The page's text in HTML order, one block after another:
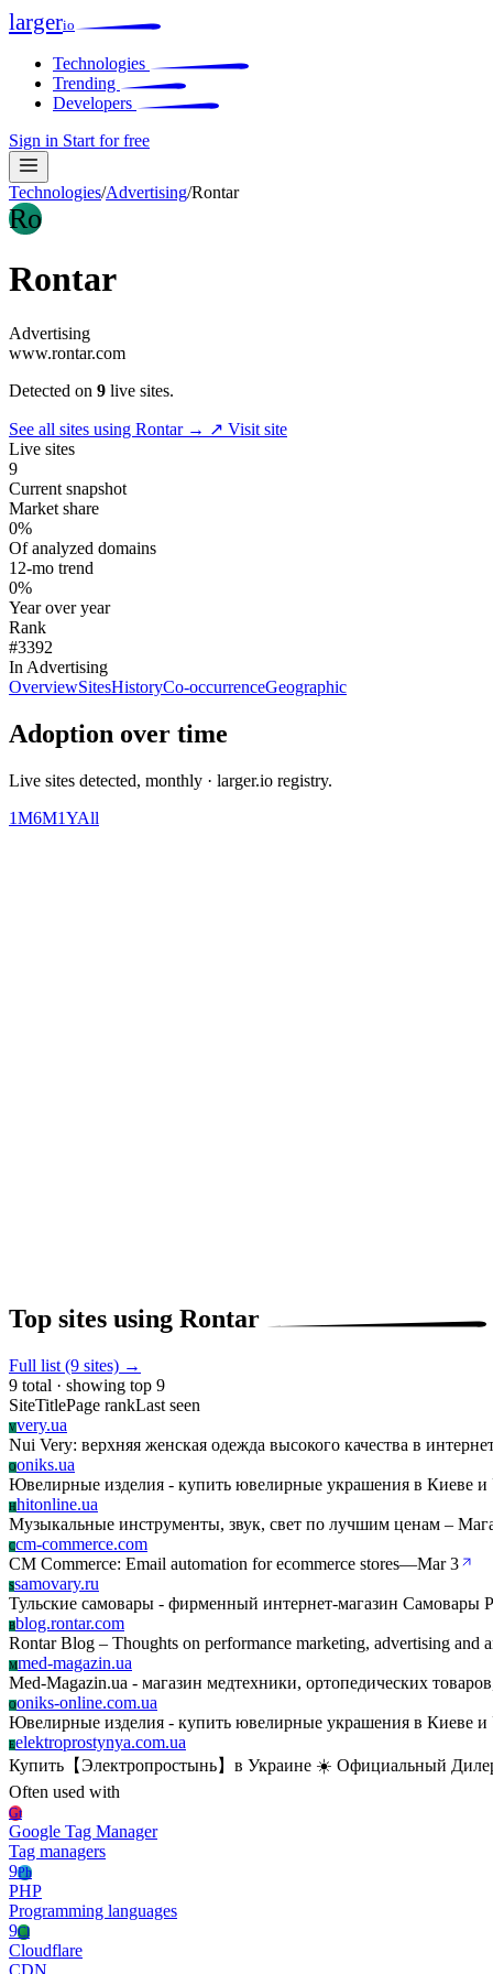
largerio
Technologies
Trending
Developers
Sign in Start for free
Technologies/Advertising/Rontar
Ro
Rontar
Advertising
www.rontar.com
Detected on 9 live sites.
See all sites using Rontar → ↗ Visit site
Live sites
9
Current snapshot
Market share
0%
Of analyzed domains
12-mo trend
0%
Year over year
Rank
#3392
In Advertising
OverviewSitesHistoryCo-occurrenceGeographic
Adoption over time
Live sites detected, monthly · larger.io registry.
1M6M1YAll
Top sites using Rontar
Full list (9 sites) →
9 total · showing top 9
SiteTitlePage rankLast seen
Vvery.ua
Nui Very: верхняя женская одежда высокого качества в
Ooniks.ua
Ювелирные изделия - купить ювелирные украшения в Киеве
Hhitonline.ua
Музыкальные инструменты, звук, свет по лучшим ценам –
Ccm-commerce.com
CM Commerce: Email automation for ecommerce stores—Mar 3
Ssamovary.ru
Тульские самовары - фирменный интернет-магазин Самовары
Bblog.rontar.com
Rontar Blog – Thoughts on performance marketing, advertising and
Mmed-magazin.ua
Med-Magazin.ua - магазин медтехники, ортопедических
Ooniks-online.com.ua
Ювелирные изделия - купить ювелирные украшения в Киеве
Eelektroprostynya.com.ua
Купить【Электропростынь】в Украине ☀️ Официальный
Often used with
Gt
Google Tag Manager
Tag managers
9Ph
PHP
Programming languages
9Cl
Cloudflare